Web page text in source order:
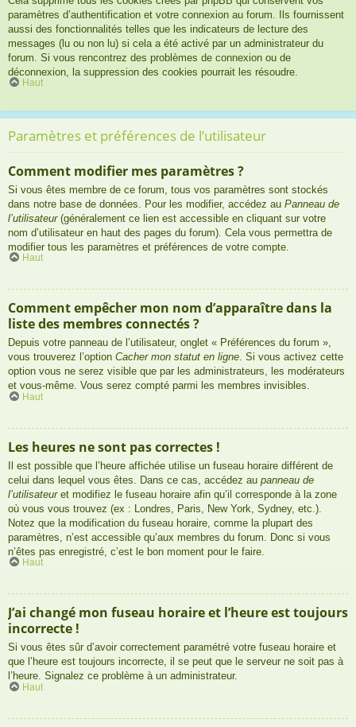
paramètres d’authentification et votre connexion au forum. Ils fournissent
aussi des fonctionnalités telles que les indicateurs de lecture des
messages (lu ou non lu) si cela a été activé par un administrateur du
forum. Si vous rencontrez des problèmes de connexion ou de
déconnexion, la suppression des cookies pourrait les résoudre.
Haut
Paramètres et préférences de l’utilisateur
Comment modifier mes paramètres ?
Si vous êtes membre de ce forum, tous vos paramètres sont stockés
dans notre base de données. Pour les modifier, accédez au Panneau de
l’utilisateur(généralement ce lien est accessible en cliquant sur votre
nom d’utilisateur en haut des pages du forum). Cela vous permettra de
modifier tous les paramètres et préférences de votre compte.
Haut
Comment empêcher mon nom d’apparaître dans la
liste des membres connectés ?
Depuis votre panneau de l’utilisateur, onglet « Préférences du forum »,
vous trouverez l’option Cacher mon statut en ligne. Si vous activez cette
option vous ne serez visible que par les administrateurs, les modérateurs
et vous-même. Vous serez compté parmi les membres invisibles.
Haut
Les heures ne sont pas correctes !
Il est possible que l’heure affichée utilise un fuseau horaire différent de
celui dans lequel vous êtes. Dans ce cas, accédez au panneau de
l’utilisateuret modifiez le fuseau horaire afin qu’il corresponde à la zone
où vous vous trouvez (ex : Londres, Paris, New York, Sydney, etc.).
Notez que la modification du fuseau horaire, comme la plupart des
paramètres, n’est accessible qu’aux membres du forum. Donc si vous
n’êtes pas enregistré, c’est le bon moment pour le faire.
Haut
J’ai changé mon fuseau horaire et l’heure est toujours
incorrecte !
Si vous êtes sûr d’avoir correctement paramétré votre fuseau horaire et
que l’heure est toujours incorrecte, il se peut que le serveur ne soit pas à
l’heure. Signalez ce problème à un administrateur.
Haut